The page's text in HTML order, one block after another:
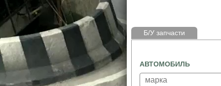
Б/У запчасти
АВТОМОБИЛЬ